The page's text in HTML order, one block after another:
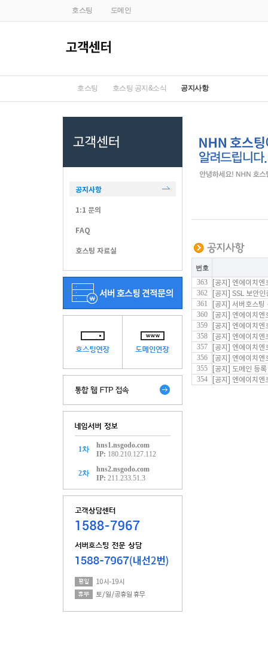
호스팅 도메인
호스팅 호스팅 공지&소식 공지사항
공지사항
1:1 문의
FAQ
호스팅 자료실
1차
hns1.nsgodo.com
IP: 180.210.127.112
2차
hns2.nsgodo.com
IP: 211.233.51.3
번호
363 [공지] 엔에이치엔
362 [공지] SSL 보안
361 [공지] 서버호스
360 [공지] 엔에이치엔
359 [공지] 엔에이치엔
358 [공지] 엔에이치엔
357 [공지] 엔에이치엔
356 [공지] 엔에이치엔
355 [공지] 도메인 등
354 [공지] 엔에이치엔